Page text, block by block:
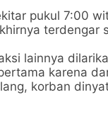
pukul 7:00
terdengar
lainnya
karena
korban